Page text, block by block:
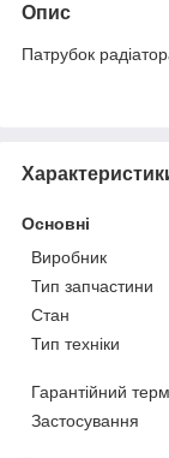
Опис
Патрубок
Основні
Виробник
Тип запчастини
Стан
Тип техніки
Гарантійний
Застосування